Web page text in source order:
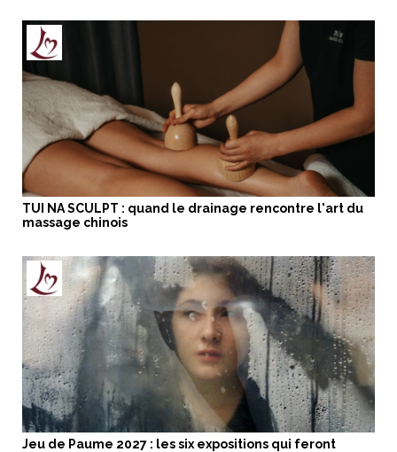
TUI NA SCULPT : quand le drainage rencontre l'art du
massage chinois
Jeu de Paume 2027 : les six expositions qui feront